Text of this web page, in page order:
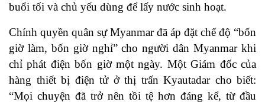
buổi tối và chủ yếu dùng để lấy nước sinh hoạt.
Chính quyền quân sự Myanmar đã áp đặt chế độ “bốn
giờ làm, bốn giờ nghỉ” cho người dân Myanmar khi
chỉ phát điện bốn giờ một ngày. Một Giám đốc của
hàng thiết bị điện tử ở thị trấn Kyautadar cho biết:
“Mọi chuyện đã trở nên tồi tệ hơn đáng kể, từ đầu